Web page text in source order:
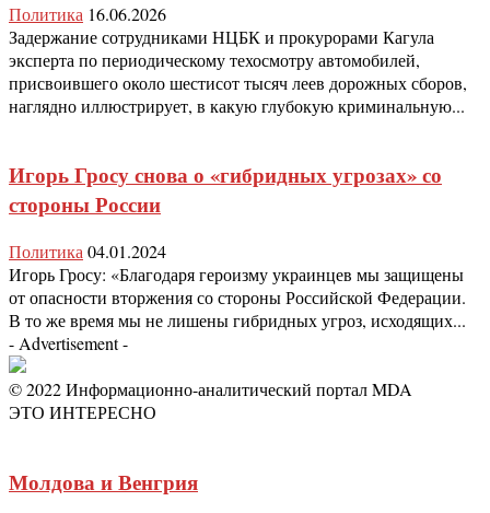
Политика 16.06.2026
Задержание сотрудниками НЦБК и прокурорами Кагула
эксперта по периодическому техосмотру автомобилей,
присвоившего около шестисот тысяч леев дорожных сборов,
наглядно иллюстрирует, в какую глубокую криминальную...
Игорь Гросу снова о «гибридных угрозах» со
стороны России
Политика 04.01.2024
Игорь Гросу: «Благодаря героизму украинцев мы защищены
от опасности вторжения со стороны Российской Федерации.
В то же время мы не лишены гибридных угроз, исходящих...
- Advertisement -
© 2022 Информационно-аналитический портал MDA
ЭТО ИНТЕРЕСНО
Молдова и Венгрия